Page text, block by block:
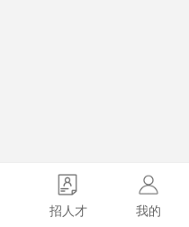
招人才 我的